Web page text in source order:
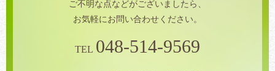
ご不明な点などがございましたら、
お気軽にお問い合わせください。
TEL 048-514-9569